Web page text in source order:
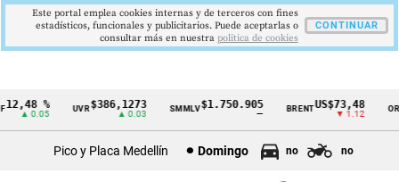
Cintillo
%
▲ 0.05
UVR$386,1273
▲ 0.03
SMMLV$1.750.905 BRENTUS$73,48
▼ 1.12
ORO
Pico y Placa Medellín Domingo no no
Este portal emplea cookies internas y de terceros con fines
estadísticos, funcionales y publicitarios. Puede aceptarlas o
consultar más en nuestra politica de cookies
CONTINUAR